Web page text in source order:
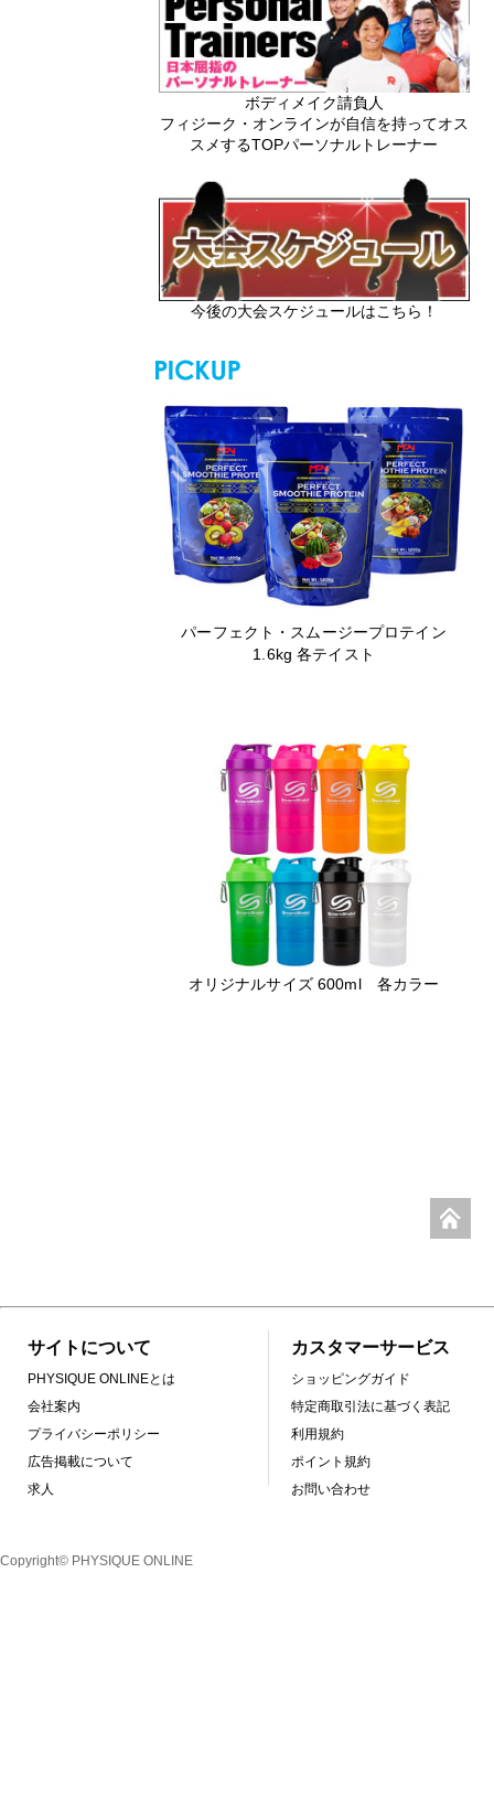
ボディメイク請負人
フィジーク・オンラインが自信を持ってオス
スメするTOPパーソナルトレーナー
今後の大会スケジュールはこちら！
パーフェクト・スムージープロテイン
1.6kg 各テイスト
オリジナルサイズ 600ml 各カラー
サイトについて
PHYSIQUE ONLINEとは
会社案内
プライバシーポリシー
広告掲載について
求人
カスタマーサービス
ショッピングガイド
特定商取引法に基づく表記
利用規約
ポイント規約
お問い合わせ
Copyright© PHYSIQUE ONLINE